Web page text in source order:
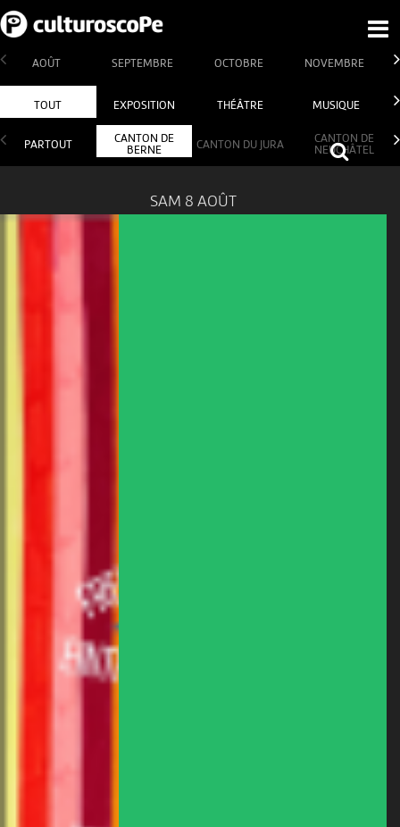
AOÛT SEPTEMBRE OCTOBRE NOVEMBRE
TOUT EXPOSITION THÉÂTRE MUSIQUE
PARTOUT
CANTON DE
BERNE
CANTON DU JURA
CANTON DE
NEUCHÂTEL
SAM 8 AOÛT